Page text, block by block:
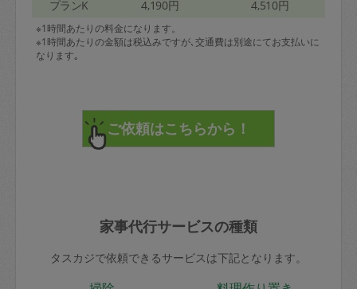
プランK 4,190円 4,510円
※1時間あたりの料金になります。
※1時間あたりの金額は税込みですが､交通費は別途にてお支払いに
なります｡
家事代行サービスの種類
タスカジで依頼できるサービスは下記となります。